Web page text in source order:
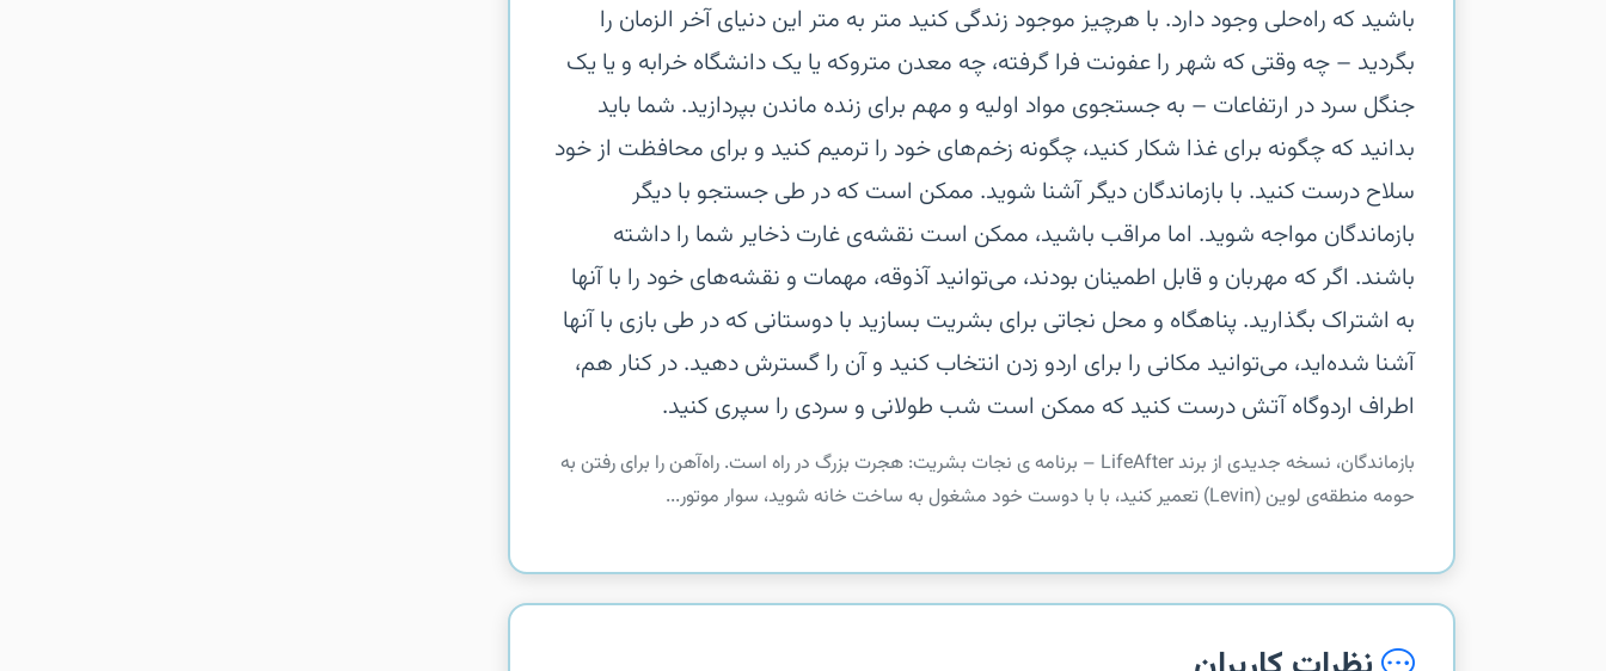
باشید که راه‌حلی وجود دارد.‏ با هرچیز موجود زندگی کنید‏ متر به متر این دنیای آخر الزمان را
بگردید – چه وقتی که شهر را عفونت فرا گرفته، چه معدن متروکه یا یک دانشگاه خرابه و یا یک
جنگل سرد در ارتفاعات – به جستجوی مواد اولیه و مهم برای زنده ماندن بپردازید. شما باید
بدانید که چگونه برای غذا شکار کنید، چگونه زخم‌های خود را ترمیم کنید و برای محافظت از خود
سلاح درست کنید.‏ با بازماندگان دیگر آشنا شوید.‏ ممکن است که در طی جستجو با دیگر
بازماندگان مواجه شوید. اما مراقب باشید، ممکن است نقشه‌ی غارت ذخایر شما را داشته
باشند. اگر که مهربان و قابل اطمینان بودند، می‌توانید آذوقه، مهمات و نقشه‌های خود را با آنها
به اشتراک بگذارید.‏ پناهگاه و محل نجاتی برای بشریت بسازید‏ با دوستانی که در طی بازی با آنها
آشنا شده‌اید، می‌توانید مکانی را برای اردو زدن انتخاب کنید و آن را گسترش دهید. در کنار هم،
اطراف اردوگاه آتش درست کنید که ممکن است شب طولانی و سردی را سپری کنید.
‏‏بازماندگان، نسخه جدیدی از برند LifeAfter – برنامه ی نجات بشریت: هجرت بزرگ در راه است. راه‌آهن را برای رفتن به
حومه منطقه‌ی لوین (Levin) تعمیر کنید، با با دوست خود مشغول به ساخت خانه شوید، سوار موتور...